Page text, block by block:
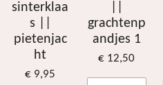
sinterklaa
s ||
pietenjac
ht
€ 9,95
grachtenp
andjes 1
€ 12,50